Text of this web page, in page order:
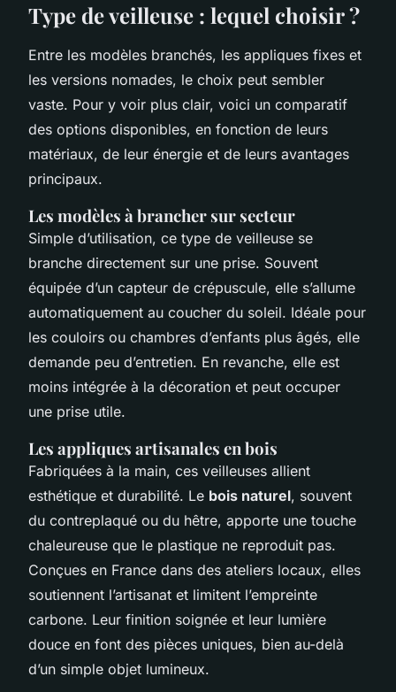
Type de veilleuse : lequel choisir ?
Entre les modèles branchés, les appliques fixes et
les versions nomades, le choix peut sembler
vaste. Pour y voir plus clair, voici un comparatif
des options disponibles, en fonction de leurs
matériaux, de leur énergie et de leurs avantages
principaux.
Les modèles à brancher sur secteur
Simple d’utilisation, ce type de veilleuse se
branche directement sur une prise. Souvent
équipée d’un capteur de crépuscule, elle s’allume
automatiquement au coucher du soleil. Idéale pour
les couloirs ou chambres d’enfants plus âgés, elle
demande peu d’entretien. En revanche, elle est
moins intégrée à la décoration et peut occuper
une prise utile.
Les appliques artisanales en bois
Fabriquées à la main, ces veilleuses allient
esthétique et durabilité. Le bois naturel, souvent
du contreplaqué ou du hêtre, apporte une touche
chaleureuse que le plastique ne reproduit pas.
Conçues en France dans des ateliers locaux, elles
soutiennent l’artisanat et limitent l’empreinte
carbone. Leur finition soignée et leur lumière
douce en font des pièces uniques, bien au-delà
d’un simple objet lumineux.